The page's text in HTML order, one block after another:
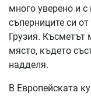
много уверено и
съперниците си
Грузия. Късметът
място, където
надделя.
В Европейската